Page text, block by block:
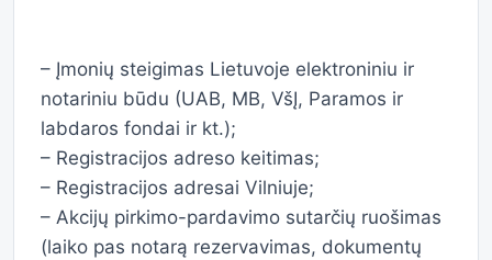
– Įmonių steigimas Lietuvoje elektroniniu ir
notariniu būdu (UAB, MB, VšĮ, Paramos ir
labdaros fondai ir kt.);
– Registracijos adreso keitimas;
– Registracijos adresai Vilniuje;
– Akcijų pirkimo-pardavimo sutarčių ruošimas
(laiko pas notarą rezervavimas, dokumentų